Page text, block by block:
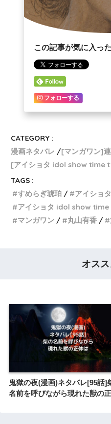
この記事が気に入っ
フォローする
CATEGORY :
漫画ネタバレ
[マンガワン]
[アイショタ idol show time
TAGS :
すめらぎ琥珀
アイショタ
アイショタ idol show
マンガワン
丸山有香
オス
鬼獄の夜(漫画)ネタバレ[95話]
名前を呼びながら現れた獣の